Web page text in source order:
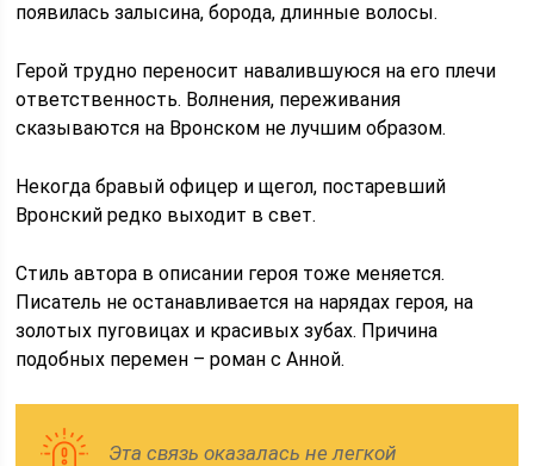
появилась залысина, борода, длинные волосы.
Герой трудно переносит навалившуюся на его плечи
ответственность. Волнения, переживания
сказываются на Вронском не лучшим образом.
Некогда бравый офицер и щегол, постаревший
Вронский редко выходит в свет.
Стиль автора в описании героя тоже меняется.
Писатель не останавливается на нарядах героя, на
золотых пуговицах и красивых зубах. Причина
подобных перемен – роман с Анной.
Эта связь оказалась не легкой